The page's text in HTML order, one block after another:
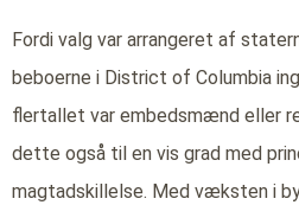
Fordi valg var arrangeret af
beboerne i District of Columbia
flertallet var embedsmænd eller
dette også til en vis grad med
magtadskillelse. Med væksten i